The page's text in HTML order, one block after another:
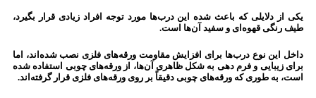
یکی از دلایلی که باعث شده این درب‌ها مورد توجه افراد زیادی قرار بگیرد،
طیف رنگی قهوه‌ای و سفید آن‌ها است.
داخل این نوع درب‌ها برای افزایش مقاومت ورقه‌های فلزی نصب شده‌اند، اما
برای زیبایی و فرم دهی به شکل ظاهری آن‌ها، از ورقه‌های چوبی استفاده شده
است، به طوری که ورقه‌های چوبی دقیقاً بر روی ورقه‌های فلزی قرار گرفته‌اند.